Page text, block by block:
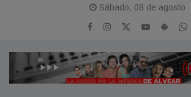
Sábado, 08 de agosto